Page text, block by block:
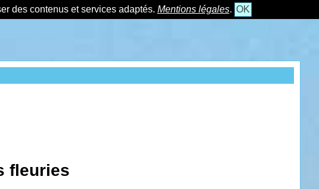
des contenus et services adaptés. Mentions légales. OK
fleuries